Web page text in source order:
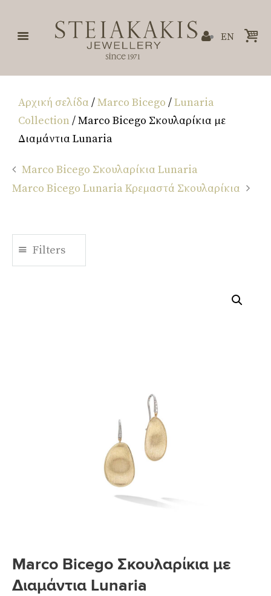
EN
Αρχική σελίδα /Marco Bicego /Lunaria
Collection/ Marco Bicego Σκουλαρίκια με
Διαμάντια Lunaria
Marco Bicego Σκουλαρίκια Lunaria
Marco Bicego Lunaria Κρεμαστά Σκουλαρίκια
Filters
Marco Bicego Σκουλαρίκια με
Διαμάντια Lunaria